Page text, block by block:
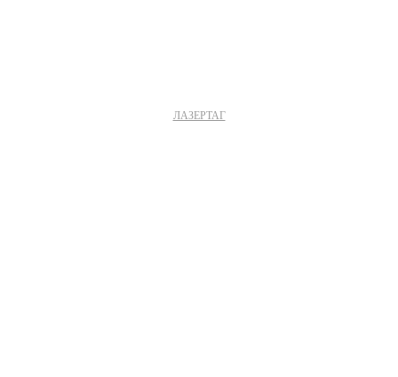
ЛАЗЕРТАГ